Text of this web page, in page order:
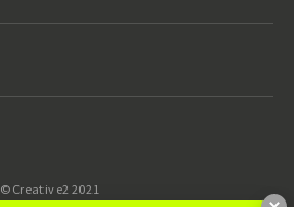
©️Creative2 2021